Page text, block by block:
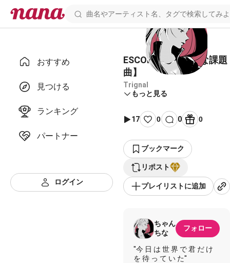
おすすめ
見つける
ランキング
パートナー
ログイン
ESCOLTA【きらなな課題
曲】
Trignal
もっと見る
17 0 0 0
ブックマーク
リポスト
プレイリストに追加
ちゃん
ちな
フォロー
''今 日 は 世 界 で 君 だ け
を 待 っ て い た''